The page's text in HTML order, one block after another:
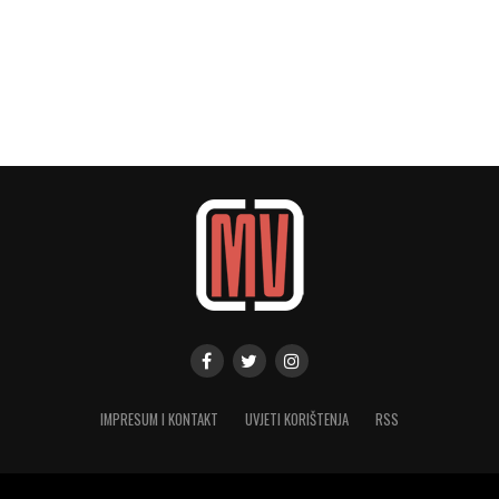
IMPRESUM I KONTAKT UVJETI KORIŠTENJA RSS